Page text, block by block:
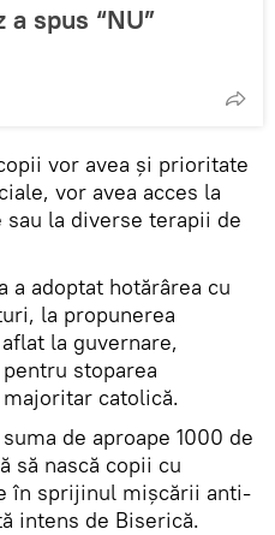
spus “NU”
vor avea și prioritate
vor avea acces la
la diverse terapii de
a adoptat hotărârea cu
la propunerea
la guvernare,
stoparea
catolică.
de aproape 1000 de
să nască copii cu
în sprijinul mișcării anti-
intens de Biserică.